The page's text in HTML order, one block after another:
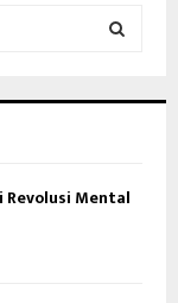
Revolusi Mental